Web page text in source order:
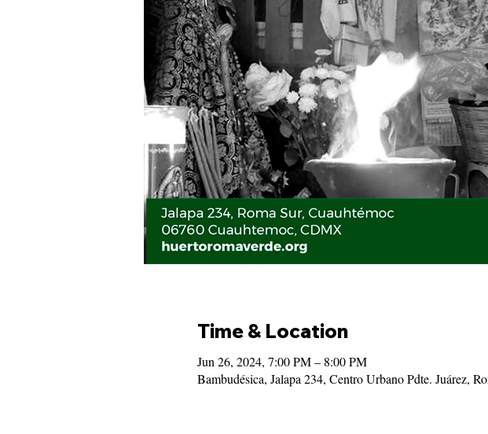
Time & Location
Jun 26, 2024, 7:00 PM – 8:00 PM
Bambudésica, Jalapa 234, Centro Urbano Pdte. Juárez,